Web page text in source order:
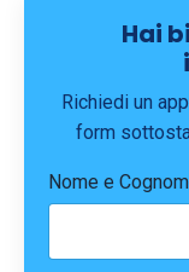
Hai
Richiedi un
form
Nome e